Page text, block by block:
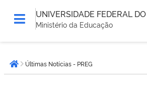
UNIVERSIDADE FEDERAL
Ministério da Educação
está
aqui:Página inicial
Últimas Notícias - PREG